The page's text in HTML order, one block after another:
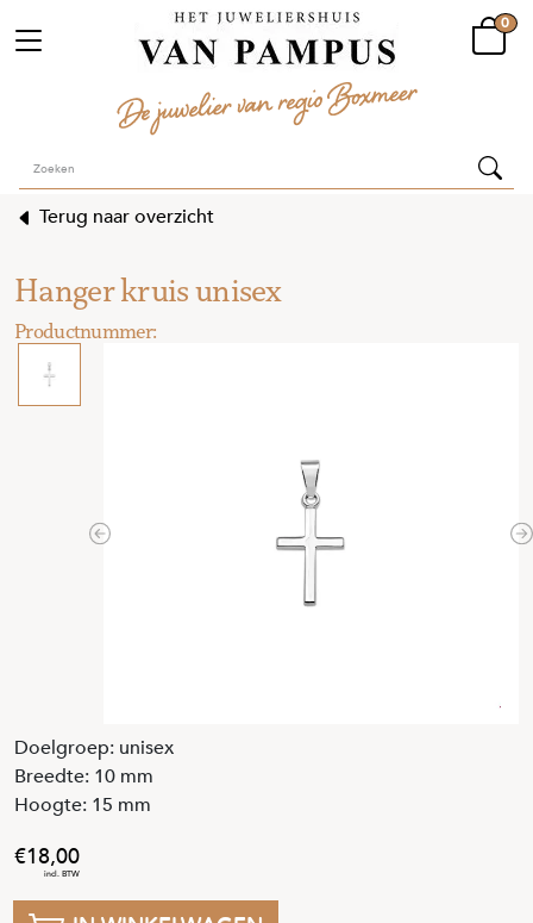
0
Terug naar overzicht
Hanger kruis unisex
Previous
Doelgroep: unisex
Breedte: 10 mm
Hoogte: 15 mm
18,00